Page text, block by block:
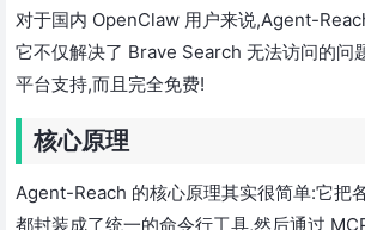
对于国内 OpenClaw 用户来说,Agent-
它不仅解决了 Brave Search 无法访问的问
平台支持,而且完全免费!
核心原理
Agent-Reach 的核心原理其实很简单:它把
都封装成了统一的命令行工具,然后通过